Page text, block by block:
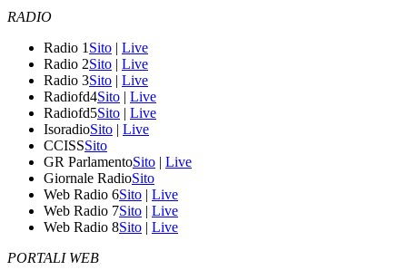
RADIO
Radio 1 Sito | Live
Radio 2Sito | Live
Radio 3Sito | Live
Radiofd4Sito | Live
Radiofd5Sito | Live
IsoradioSito | Live
CCISSSito
GR ParlamentoSito | Live
Giornale RadioSito
Web Radio 6Sito | Live
Web Radio 7Sito | Live
Web Radio 8Sito | Live
PORTALI WEB